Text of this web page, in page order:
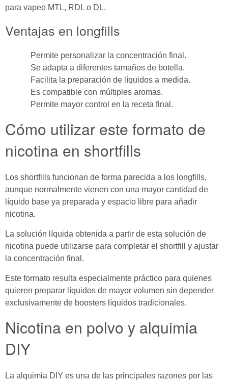
para vapeo MTL, RDL o DL.
Ventajas en longfills
Permite personalizar la concentración final.
Se adapta a diferentes tamaños de botella.
Facilita la preparación de líquidos a medida.
Es compatible con múltiples aromas.
Permite mayor control en la receta final.
Cómo utilizar este formato de
nicotina en shortfills
Los shortfills funcionan de forma parecida a los longfills,
aunque normalmente vienen con una mayor cantidad de
líquido base ya preparada y espacio libre para añadir
nicotina.
La solución líquida obtenida a partir de esta solución de
nicotina puede utilizarse para completar el shortfill y ajustar
la concentración final.
Este formato resulta especialmente práctico para quienes
quieren preparar líquidos de mayor volumen sin depender
exclusivamente de boosters líquidos tradicionales.
Nicotina en polvo y alquimia
DIY
La alquimia DIY es una de las principales razones por las